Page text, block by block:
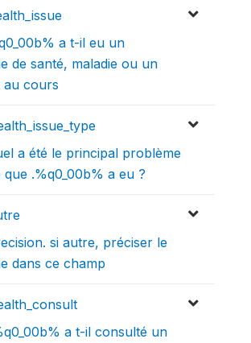
a t-il eu un
de santé, maladie ou un
au cours
a été le principal problème
que .%q0_00b% a eu ?
si autre, préciser le
dans ce champ
a t-il consulté un